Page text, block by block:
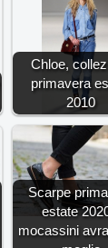
Chloe,
primavera
2010
Scarpe
estate
mocassini